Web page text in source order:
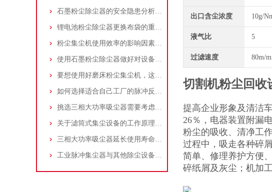
石墨粉尘除尘器的安全隐患分析及应对措施
锂电池粉尘除尘器更换布袋的重要性与方法
粉尘集尘机使用效率的影响因素及改进措施
使用石墨粉尘除尘器做好对设备的维护十分重要
要想使用好磨床粉尘集尘机，这些条件可不能少
如何选择适合自己工厂的脉冲反吹工业集尘器
挑选三相大功率吸尘器需要考虑哪些问题？
关于滤筒式集尘设备的工作原理及特点说明
三相大功率吸尘器延长使用寿命的建议
工业脉冲集尘器与其他除尘设备的比较
出口含尘浓度 10g/
液气比 5
过滤速度 80m/
切割机粉尘回收
提高企业形象及清洁
26％，电器装置附漏
粉尘的吸收、清净工
过程中，吸走各种碎
简单、修理养护方便
碎纸屑及灰尘；机加